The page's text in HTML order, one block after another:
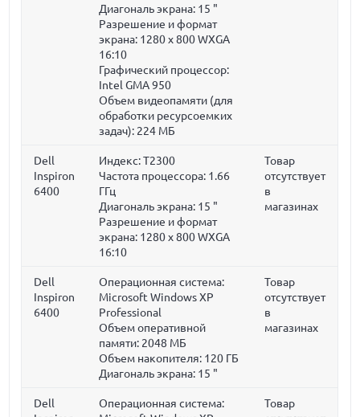
Диагональ экрана: 15 "
Разрешение и формат
экрана: 1280 x 800 WXGA
16:10
Графический процессор:
Intel GMA 950
Объем видеопамяти (для
обработки ресурсоемких
задач): 224 МБ
Dell
Inspiron
6400
Индекс: T2300
Частота процессора: 1.66
ГГц
Диагональ экрана: 15 "
Разрешение и формат
экрана: 1280 x 800 WXGA
16:10
Товар
отсутствует
в
магазинах
Dell
Inspiron
6400
Операционная система:
Microsoft Windows XP
Professional
Объем оперативной
памяти: 2048 МБ
Объем накопителя: 120 ГБ
Диагональ экрана: 15 "
Товар
отсутствует
в
магазинах
Dell
Операционная система:
Товар